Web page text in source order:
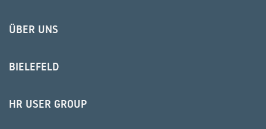
ÜBER UNS
BIELEFELD
HR USER GROUP